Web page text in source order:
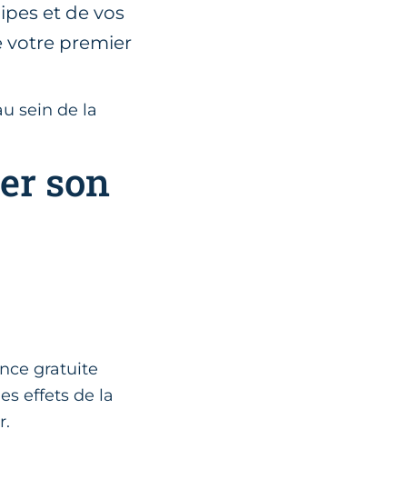
et de vos
votre premier
sein de la
son
gratuite
effets de la